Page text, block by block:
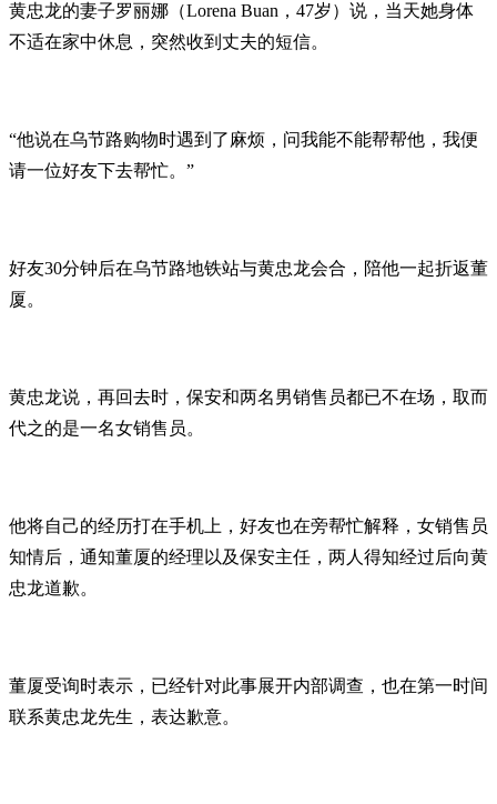
黄忠龙的妻子罗丽娜（Lorena Buan，47岁）说，当天她身体
不适在家中休息，突然收到丈夫的短信。
“他说在乌节路购物时遇到了麻烦，问我能不能帮帮他，我便
请一位好友下去帮忙。”
好友30分钟后在乌节路地铁站与黄忠龙会合，陪他一起折返董
厦。
黄忠龙说，再回去时，保安和两名男销售员都已不在场，取而
代之的是一名女销售员。
他将自己的经历打在手机上，好友也在旁帮忙解释，女销售员
知情后，通知董厦的经理以及保安主任，两人得知经过后向黄
忠龙道歉。
董厦受询时表示，已经针对此事展开内部调查，也在第一时间
联系黄忠龙先生，表达歉意。